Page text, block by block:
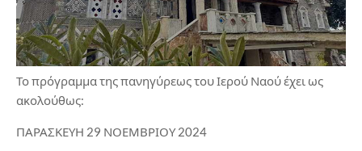
Το πρόγραμμα της πανηγύρεως του Ιερού Ναού έχει ως
ακολούθως:
ΠΑΡΑΣΚΕΥΗ 29 ΝΟΕΜΒΡΙΟΥ 2024